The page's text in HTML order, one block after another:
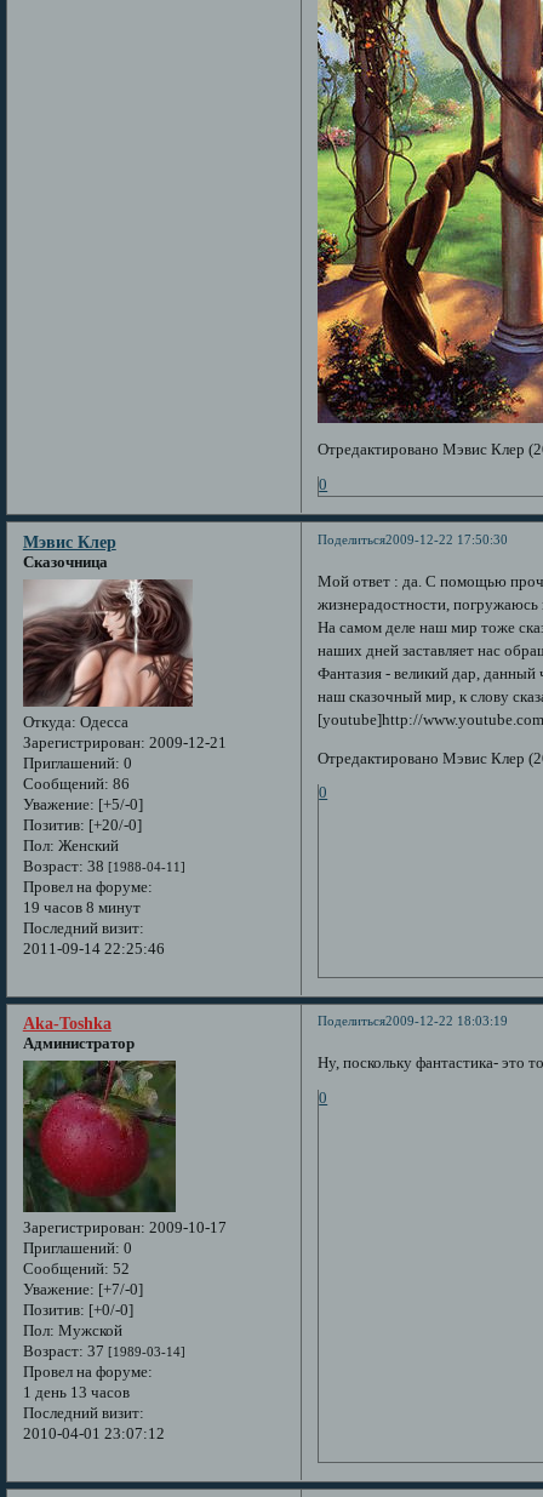
Отредактировано Мэвис Клер
0
Поделиться2009-12-22 17:50:30
Мэвис Клер
Сказочница
Откуда: Одесса
Зарегистрирован: 2009-12-21
Приглашений: 0
Сообщений: 86
Уважение: [+5/-0]
Позитив: [+20/-0]
Пол: Женский
Возраст: 38 [1988-04-11]
Провел на форуме:
19 часов 8 минут
Последний визит:
2011-09-14 22:25:46
Мой ответ : да. С помощью
жизнерадостности,
На самом деле наш мир тоже
наших дней заставляет нас
Фантазия - великий дар, данный
наш сказочный мир, к слову
[youtube]http://
Отредактировано Мэвис Клер
0
Поделиться2009-12-22 18:03:19
Aka-Toshka
Администратор
Зарегистрирован: 2009-10-17
Приглашений: 0
Сообщений: 52
Уважение: [+7/-0]
Позитив: [+0/-0]
Пол: Мужской
Возраст: 37 [1989-03-14]
Провел на форуме:
1 день 13 часов
Последний визит:
2010-04-01 23:07:12
Ну, поскольку фантастика- это
0